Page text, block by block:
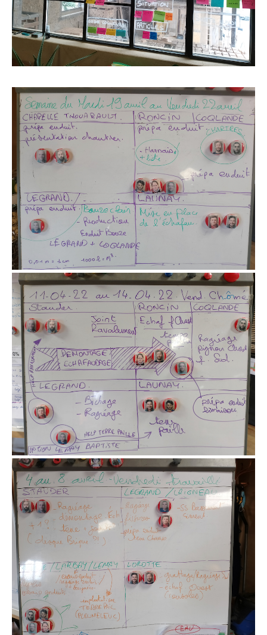
tableau de répartition des équipes semaine
par semaine
tableau de répartition des équipes semaine
par semaine